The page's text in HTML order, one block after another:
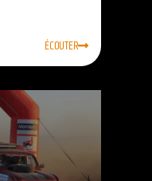
ÉCOUTER